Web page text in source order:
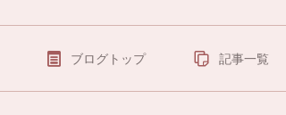
ブログトップ 記事一覧